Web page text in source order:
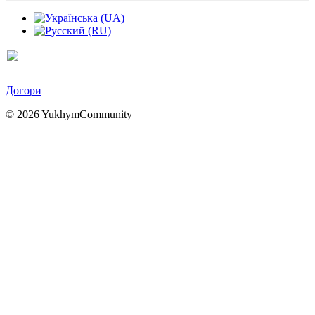
Догори
© 2026 YukhymCommunity